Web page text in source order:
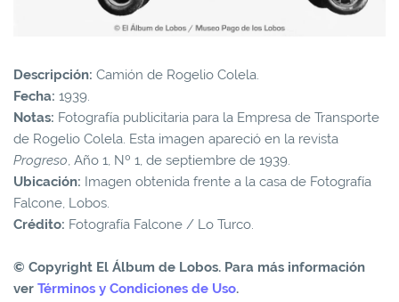
Descripción: Camión de Rogelio Colela.
Fecha: 1939.
Notas: Fotografía publicitaria para la Empresa de Transporte
de Rogelio Colela. Esta imagen apareció en la revista
Progreso, Año 1, Nº 1, de septiembre de 1939.
Ubicación: Imagen obtenida frente a la casa de Fotografía
Falcone, Lobos.
Crédito: Fotografía Falcone / Lo Turco.
© Copyright El Álbum de Lobos. Para más información
ver Términos y Condiciones de Uso.